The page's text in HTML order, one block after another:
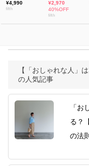
【「おしゃれな人」
の人気記事
「お
る？
の法